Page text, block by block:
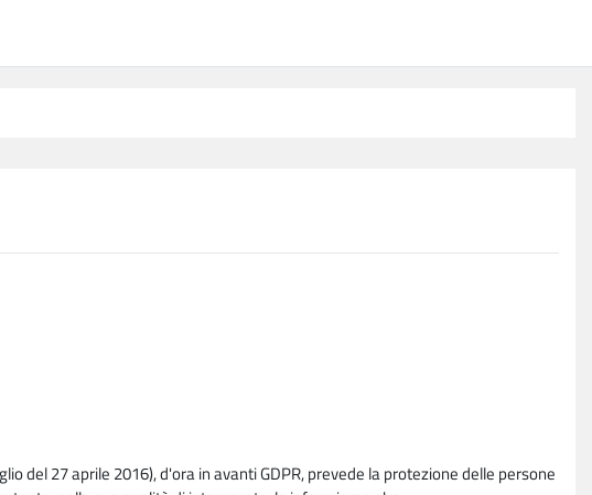
del 27 aprile 2016), d'ora in avanti GDPR, prevede la protezione delle persone